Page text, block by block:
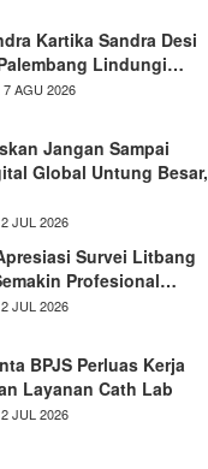
Kartika Sandra Desi
Lindungi…
7 AGU 2026
Jangan Sampai
Global Untung Besar,
JUL 2026
Survei Litbang
Profesional…
JUL 2026
BPJS Perluas Kerja
Layanan Cath Lab
JUL 2026